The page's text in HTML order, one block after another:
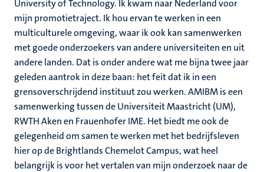
University of Technology. Ik kwam naar Nederland voor
mijn promotietraject. Ik hou ervan te werken in een
multiculturele omgeving, waar ik ook kan samenwerken
met goede onderzoekers van andere universiteiten en uit
andere landen. Dat is onder andere wat me bijna twee jaar
geleden aantrok in deze baan: het feit dat ik in een
grensoverschrijdend instituut zou werken. AMIBM is een
samenwerking tussen de Universiteit Maastricht (UM),
RWTH Aken en Frauenhofer IME. Het biedt me ook de
gelegenheid om samen te werken met het bedrijfsleven
hier op de Brightlands Chemelot Campus, wat heel
belangrijk is voor het vertalen van mijn onderzoek naar de